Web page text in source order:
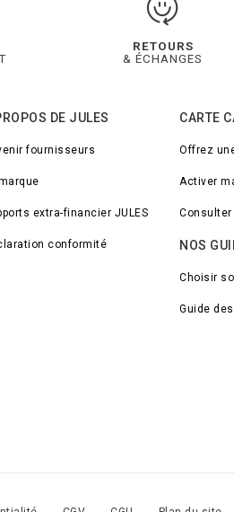
RETOURS
& ÉCHANGES
DE JULES
fournisseurs
extra-financier JULES
conformité
CARTE
Offrez
Activer
NOS
Choisir
Guide